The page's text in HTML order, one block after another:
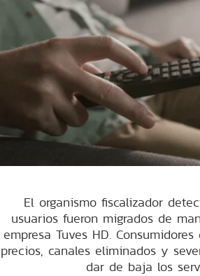
El organismo fiscalizador
usuarios fueron migrados de
empresa Tuves HD.
precios, canales eliminados y
dar de baja los